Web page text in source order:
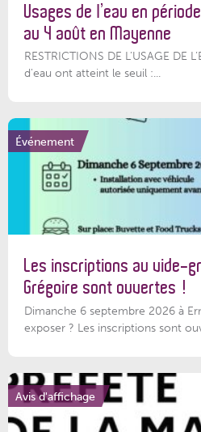
Usages de l’eau en
au 4 août en Mayenne
RESTRICTIONS DE L’USAGE DE
d'eau ont atteint le seuil :...
Événement
Les inscriptions au vide-
Grégoire sont ouvertes !
Dimanche 6 septembre 2026 à
exposer ? Les inscriptions sont
Avis d'affichage